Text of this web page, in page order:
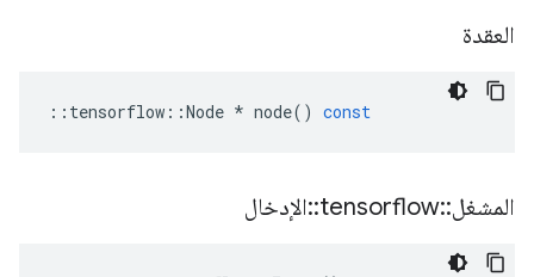
العقدة
:: tensorflow ::Node * node() const
المشغل::
tensorflow
::الإدخال